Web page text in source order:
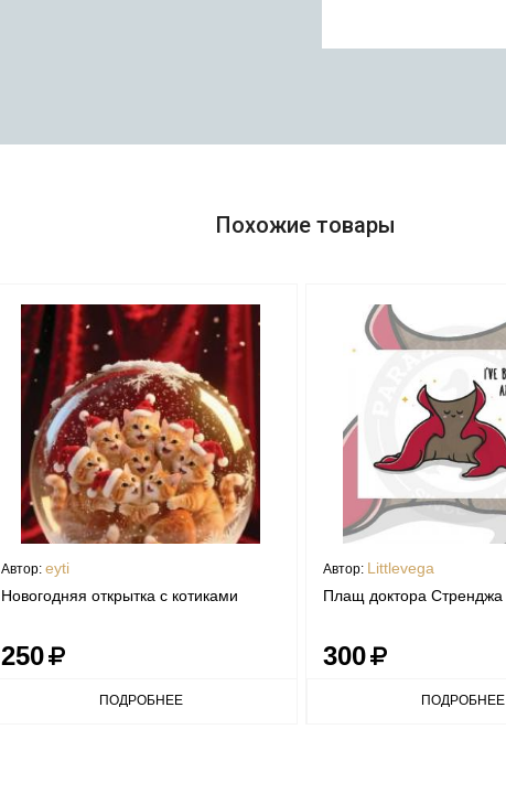
Похожие товары
Автор: eyti
Новогодняя открытка с котиками
250
ПОДРОБНЕЕ
Автор: Littlevega
Плащ доктора Стренджа
300
ПОДРОБНЕЕ